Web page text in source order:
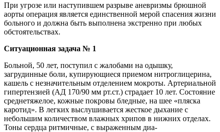
При угрозе или наступившем разрыве аневризмы брюшной
аорты операция является единственной мерой спасения жизни
больного и должна быть выполнена экстренно при любых
обстоятельствах.
Ситуационная задача № 1
Больной, 50 лет, поступил с жалобами на одышку,
загрудинные боли, купирующиеся приемом нитроглицерина,
кашель с незначительным отделением мокроты. Артериальной
гипертензией (АД 170/90 мм рт.ст.) страдает 10 лет. Состояние
среднетяжелое, кожные покровы бледные, на шее «пляска
каротид». В легких выслушивается жесткое дыхание с
небольшим количеством влажных хрипов в нижних отделах.
Тоны сердца ритмичные, с выраженным диа-